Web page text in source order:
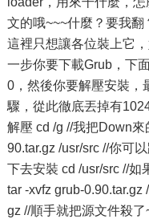
文的哦~~~什麼？要我翻
這裡只想讓各位裝上它
一步你要下載Grub，下
0，然後你要解壓安裝，
驟，從此徹底丟掉有
解壓 cd /g //我把Down
90.tar.gz /usr/src //你可
下去安裝 cd /usr/src //如
tar -xvfz grub-0.90.tar.gz
gz //順手就把源文件殺